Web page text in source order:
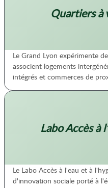
Quartiers à
Le Grand Lyon expérimente
associent logements
intégrés et commerces de
Labo Accès à
Le Labo Accès à l'eau et à
d'innovation sociale porté à